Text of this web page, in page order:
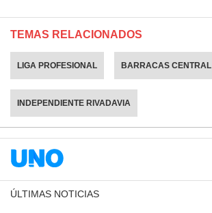
TEMAS RELACIONADOS
LIGA PROFESIONAL BARRACAS CENTRAL
INDEPENDIENTE RIVADAVIA
ÚLTIMAS NOTICIAS